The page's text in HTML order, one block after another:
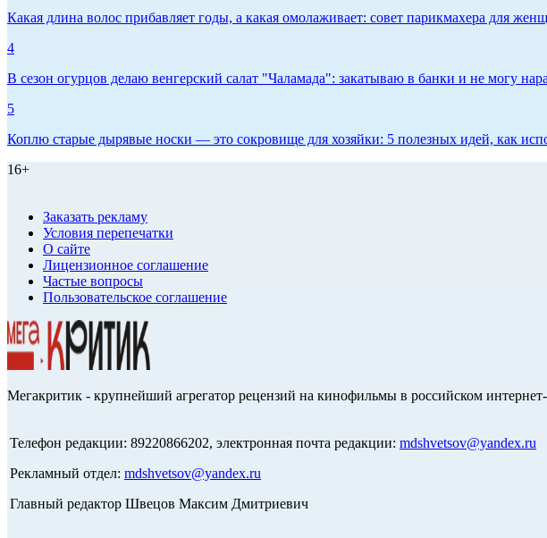
Какая длина волос прибавляет годы, а какая омолаживает: совет парикмахера для
4
В сезон огурцов делаю венгерский салат "Чаламада": закатываю в банки и не могу
5
Коплю старые дырявые носки — это сокровище для хозяйки: 5 полезных идей, как
16+
Заказать рекламу
Условия перепечатки
О сайте
Лицензионное соглашение
Частые вопросы
Пользовательское соглашение
Мегакритик - крупнейший агрегатор рецензий на кинофильмы в российском интернет-
Телефон редакции: 89220866202, электронная почта редакции: mdshvetsov@yandex.ru
Рекламный отдел: mdshvetsov@yandex.ru
Главный редактор Швецов Максим Дмитриевич